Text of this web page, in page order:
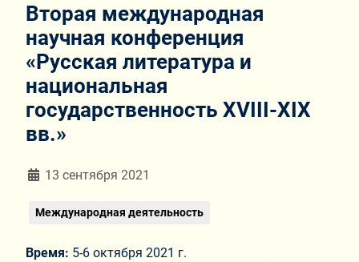
Вторая международная
научная конференция
«Русская литература и
национальная
государственность XVIII-XIX
вв.»
Информация о материале
13 сентября 2021
Международная деятельность
Время: 5-6 октября 2021 г.